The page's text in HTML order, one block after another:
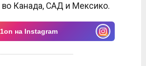
во Канада, САД и Мексико.
на Instagram